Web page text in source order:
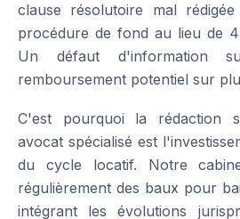
clause résolutoire mal
procédure de fond au lieu de
Un défaut d'information
remboursement potentiel sur
C'est pourquoi la rédaction
avocat spécialisé est
du cycle locatif. Notre
régulièrement des baux pour
intégrant les évolutions